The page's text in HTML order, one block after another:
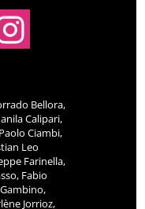
Bellora,
Calipari,
Ciambi,
Leo
Farinella,
Fabio
Jorrioz,